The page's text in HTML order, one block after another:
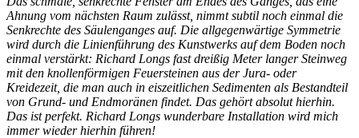
Ahnung vom nächsten Raum zulässt, nimmt subtil noch einmal die
Senkrechte des Säulenganges auf. Die allgegenwärtige Symmetrie
wird durch die Linienführung des Kunstwerks auf dem Boden noch
einmal verstärkt: Richard Longs fast dreißig Meter langer Steinweg
mit den knollenförmigen Feuersteinen aus der Jura- oder
Kreidezeit, die man auch in eiszeitlichen Sedimenten als Bestandteil
von Grund- und Endmoränen findet. Das gehört absolut hierhin.
Das ist perfekt. Richard Longs wunderbare Installation wird mich
immer wieder hierhin führen!